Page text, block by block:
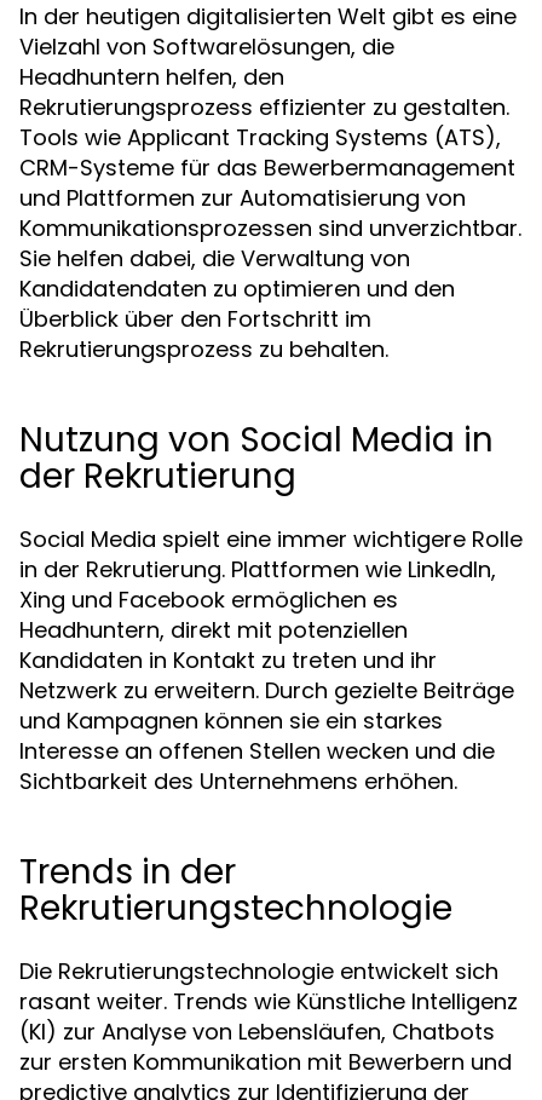
In der heutigen digitalisierten Welt gibt es eine
Vielzahl von Softwarelösungen, die
Headhuntern helfen, den
Rekrutierungsprozess effizienter zu gestalten.
Tools wie Applicant Tracking Systems (ATS),
CRM-Systeme für das Bewerbermanagement
und Plattformen zur Automatisierung von
Kommunikationsprozessen sind unverzichtbar.
Sie helfen dabei, die Verwaltung von
Kandidatendaten zu optimieren und den
Überblick über den Fortschritt im
Rekrutierungsprozess zu behalten.
Nutzung von Social Media in
der Rekrutierung
Social Media spielt eine immer wichtigere Rolle
in der Rekrutierung. Plattformen wie LinkedIn,
Xing und Facebook ermöglichen es
Headhuntern, direkt mit potenziellen
Kandidaten in Kontakt zu treten und ihr
Netzwerk zu erweitern. Durch gezielte Beiträge
und Kampagnen können sie ein starkes
Interesse an offenen Stellen wecken und die
Sichtbarkeit des Unternehmens erhöhen.
Trends in der
Rekrutierungstechnologie
Die Rekrutierungstechnologie entwickelt sich
rasant weiter. Trends wie Künstliche Intelligenz
(KI) zur Analyse von Lebensläufen, Chatbots
zur ersten Kommunikation mit Bewerbern und
predictive analytics zur Identifizierung der